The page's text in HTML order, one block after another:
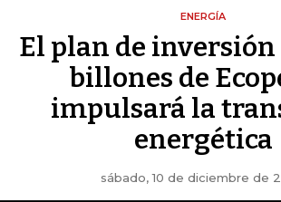
ENERGÍA
El plan de inversión
billones de
impulsará la
energética
sábado, 10 de diciembre de